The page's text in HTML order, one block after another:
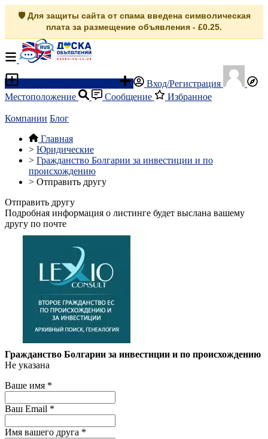
🛡️ Для защиты сайта от спама введена символическая
плата за размещение объявления - £0.25.
Вход/Регистрация
Местоположение
Сообщение Избранное
Компании Блог
Главная
> Юридические
> Гражданство Болгарии за инвестиции и по
происхождению
> Отправить другу
Отправить другу
Подробная информация о листинге будет выслана вашему
другу по почте
Гражданство Болгарии за инвестиции и по происхождению
Не указана
Ваше имя *
Ваш Email *
Имя вашего друга *